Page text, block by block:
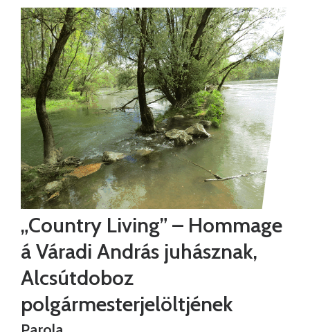
„Country Living” – Hommage
á Váradi András juhásznak,
Alcsútdoboz
polgármesterjelöltjének